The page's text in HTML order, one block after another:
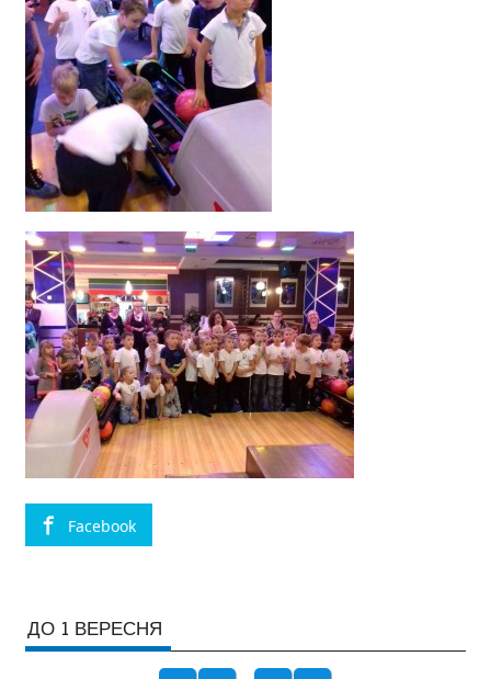
Facebook
ДО 1 ВЕРЕСНЯ